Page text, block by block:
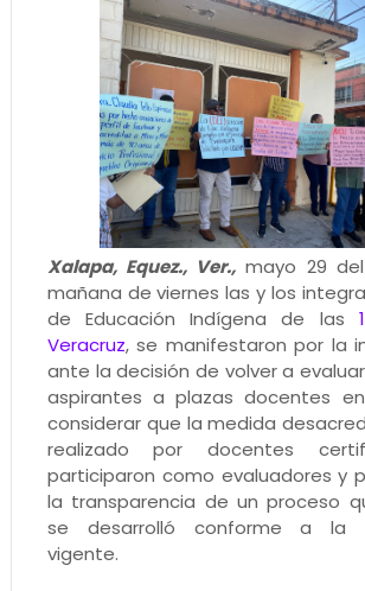
Xalapa, Equez., Ver., mayo 29
mañana de viernes las y los
de Educación Indígena de las
Veracruz, se manifestaron por la
ante la decisión de volver a
aspirantes a plazas docentes
considerar que la medida
realizado por docentes
participaron como evaluadores y
la transparencia de un proceso
se desarrolló conforme a la
vigente.